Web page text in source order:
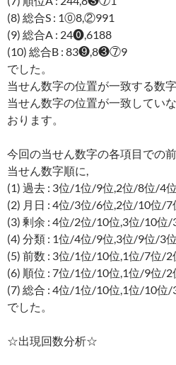
(8) 総合S : 1⓪8,②991
(9) 総合A : 24⓿,6188
(10) 総合B : 83❾,8❸⑦9
でした。
当せん数字の位置が一致する数
当せん数字の位置が一致してい
おります。
今回の当せん数字の各項目での
当せん数字順に,
(1) 過去 : 3位/1位/9位,2位/8位/4
(2) 月日 : 4位/3位/6位,2位/10位/7
(3) 剰余 : 4位/2位/10位,3位/10位/
(4) 分類 : 1位/4位/9位,3位/9位/3
(5) 前数 : 3位/1位/10位,1位/7位/2
(6) 順位 : 7位/1位/10位,1位/9位/2
(7) 総合 : 4位/1位/10位,1位/10位/
でした。
☆出現回数分析☆